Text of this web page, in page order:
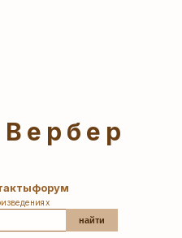
форум
найти